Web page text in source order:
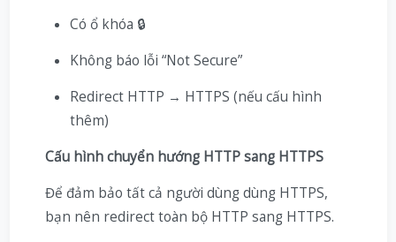
Có ổ khóa 🔒
Không báo lỗi “Not Secure”
Redirect HTTP → HTTPS (nếu cấu hình
thêm)
Cấu hình chuyển hướng HTTP sang HTTPS
Để đảm bảo tất cả người dùng dùng HTTPS,
bạn nên redirect toàn bộ HTTP sang HTTPS.